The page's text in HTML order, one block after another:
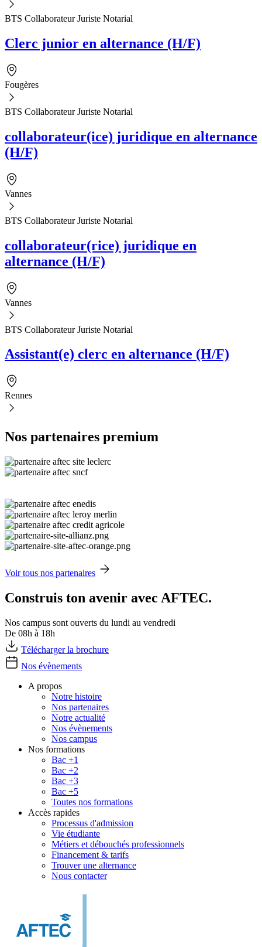
BTS Collaborateur Juriste Notarial
Clerc junior en alternance (H/F)
Fougères
BTS Collaborateur Juriste Notarial
collaborateur(ice) juridique en alternance
(H/F)
Vannes
BTS Collaborateur Juriste Notarial
collaborateur(rice) juridique en
alternance (H/F)
Vannes
BTS Collaborateur Juriste Notarial
Assistant(e) clerc en alternance (H/F)
Rennes
Nos partenaires premium
Voir tous nos partenaires
Construis ton avenir avec AFTEC.
Nos campus sont ouverts du lundi au vendredi
De 08h à 18h
Télécharger la brochure
Nos évènements
A propos
Notre histoire
Nos partenaires
Notre actualité
Nos évènements
Nos campus
Nos formations
Bac +1
Bac +2
Bac +3
Bac +5
Toutes nos formations
Accès rapides
Processus d'admission
Vie étudiante
Métiers et débouchés professionnels
Financement & tarifs
Trouver une alternance
Nous contacter